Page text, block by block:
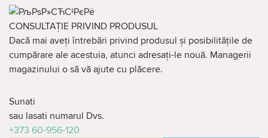
CONSULTAȚIE PRIVIND PRODUSUL
Dacă mai aveți întrebări privind produsul și posibilitățile de
cumpărare ale acestuia, atunci adresați-le nouă. Managerii
magazinului o să vă ajute cu plăcere.
Sunati
sau lasati numarul Dvs.
+373 60-956-120